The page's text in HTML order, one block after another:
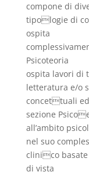
compone di
tipologie di
ospita
Psicoteoria
ospita lavori di
letteratura e/o
concettuali
sezione
all’ambito
nel suo
clinico basate
di vista